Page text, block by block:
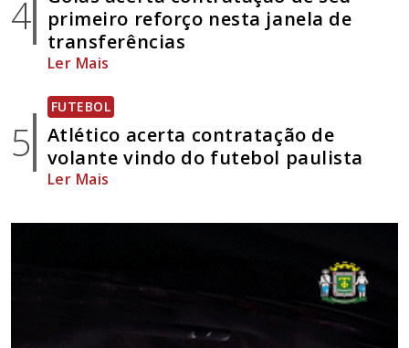
4
primeiro reforço nesta janela de
transferências
Ler Mais
5
FUTEBOL
Atlético acerta contratação de
volante vindo do futebol paulista
Ler Mais